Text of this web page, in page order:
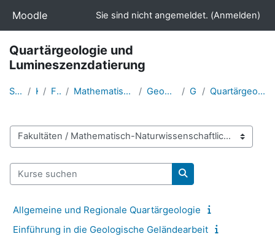
Moodle Sie sind nicht angemeldet. (Anmelden)
Quartärgeologie und
Lumineszenzdatierung
Startseite Kurse Fakultäten Mathematisch-Naturwissenschaftliche Fakultät Geographie und Geologie Geologie Quartärgeologie und Lumineszenzdatierung
Kursbereiche
Kurse suchen
Kurse suchen
Allgemeine und Regionale Quartärgeologie
Einführung in die Geologische Geländearbeit